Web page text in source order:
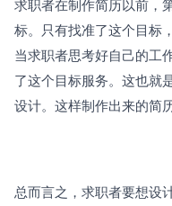
求职者在制作简历以前，
标。只有找准了这个目标
当求职者思考好自己的工
了这个目标服务。这也就
设计。这样制作出来的简
总而言之，求职者要想设